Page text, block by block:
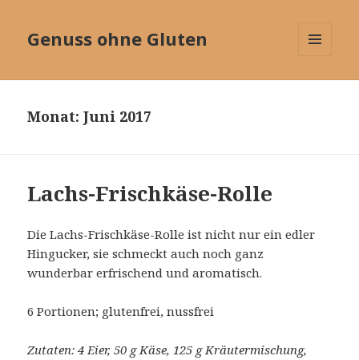
Genuss ohne Gluten
Monat:Juni 2017
Lachs-Frischkäse-Rolle
Die Lachs-Frischkäse-Rolle ist nicht nur ein edler
Hingucker, sie schmeckt auch noch ganz
wunderbar erfrischend und aromatisch.
6 Portionen; glutenfrei, nussfrei
Zutaten: 4 Eier, 50 g Käse, 125 g Kräutermischung,